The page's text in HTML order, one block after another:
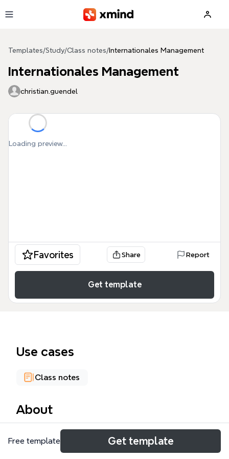
Templates/Study/Class notes/ Internationales Management
Internationales Management
christian.guendel
Loading preview...
Favorites Share Report
Get template
Use cases
Class notes
About
Die Mindmap 'Internationales Management'
analysiert die globalen Verflechtungen der
Free template Get template